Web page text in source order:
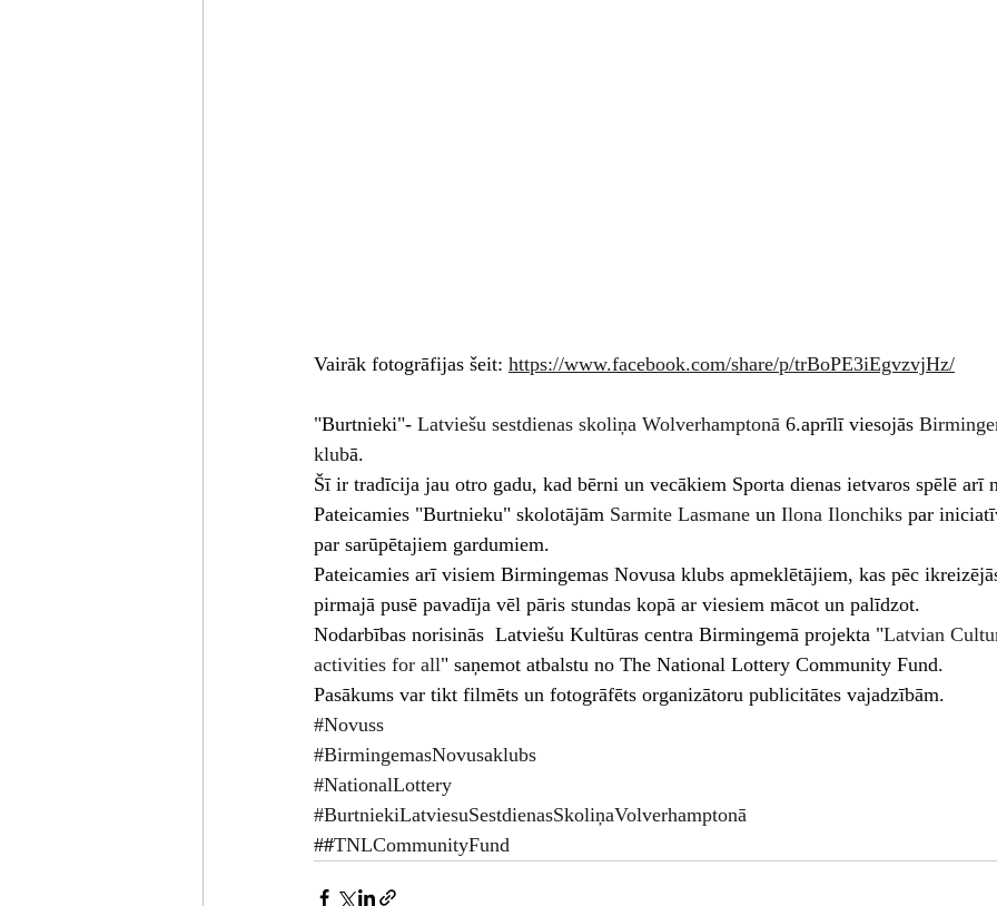
Vairāk fotogrāfijas šeit: https://www.facebook.com/share/p/trBoPE3iEgvzvjHz/
"Burtnieki"- Latviešu sestdienas skoliņa Wolverhamptonā 6.aprīlī viesojās
klubā.
Šī ir tradīcija jau otro gadu, kad bērni un vecākiem Sporta dienas ietvaros spēlē arī
Pateicamies "Burtnieku" skolotājām Sarmite Lasmane un Ilona Ilonchiks par
par sarūpētajiem gardumiem.
Pateicamies arī visiem Birmingemas Novusa klubs apmeklētājiem, kas pēc
pirmajā pusē pavadīja vēl pāris stundas kopā ar viesiem mācot un palīdzot.
Nodarbības norisinās  Latviešu Kultūras centra Birmingemā projekta "Latvian
activities for all" saņemot atbalstu no The National Lottery Community Fund.
Pasākums var tikt filmēts un fotogrāfēts organizātoru publicitātes vajadzībām.
#Novuss
#BirmingemasNovusaklubs
#NationalLottery
#BurtniekiLatviesuSestdienasSkoliņaVolverhamptonā
##TNLCommunityFund